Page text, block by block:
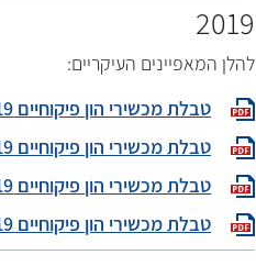
2019
להלן המאפיינים העיקריים:
טבלת מכשירי הון פיקוחיים 30.06.2019
טבלת מכשירי הון פיקוחיים 31.03.2019
טבלת מכשירי הון פיקוחיים 30.09.2019
טבלת מכשירי הון פיקוחיים 31.12.2019